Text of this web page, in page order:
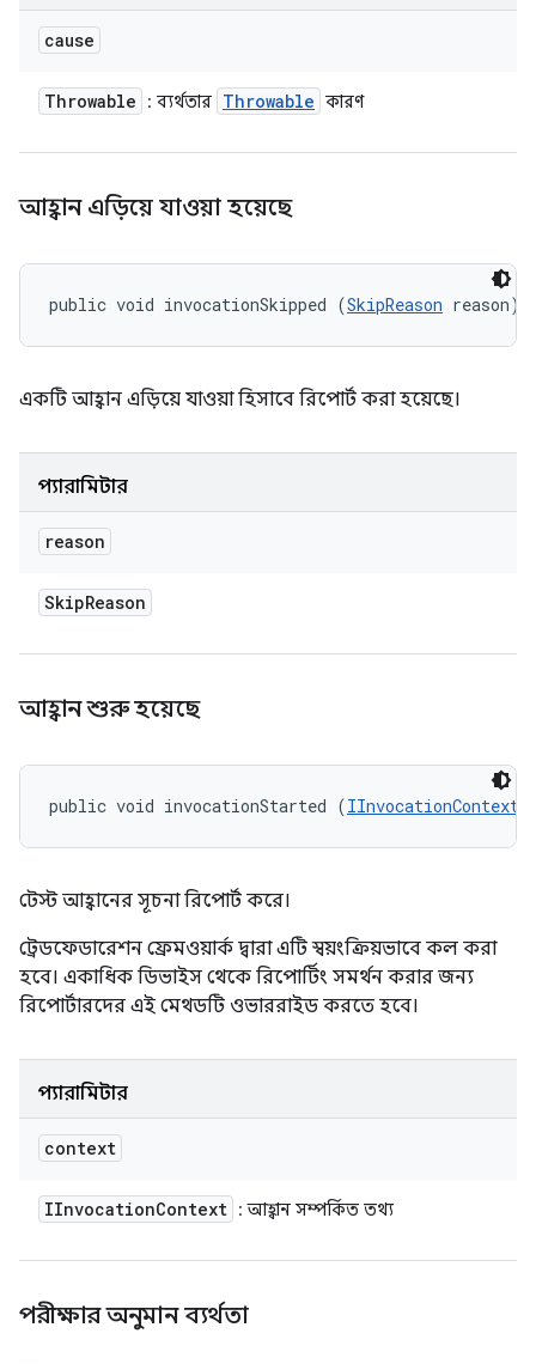
cause
Throwable : ব্যর্থতার Throwable কারণ
আহ্বান এড়িয়ে যাওয়া হয়েছে
public void invocationSkipped (SkipReason reason)
একটি আহ্বান এড়িয়ে যাওয়া হিসাবে রিপোর্ট করা হয়েছে।
প্যারামিটার
reason
SkipReason
আহ্বান শুরু হয়েছে
public void invocationStarted (IInvocationContext
টেস্ট আহ্বানের সূচনা রিপোর্ট করে।
ট্রেডফেডারেশন ফ্রেমওয়ার্ক দ্বারা এটি স্বয়ংক্রিয়ভাবে কল করা
হবে। একাধিক ডিভাইস থেকে রিপোর্টিং সমর্থন করার জন্য
রিপোর্টারদের এই মেথডটি ওভাররাইড করতে হবে।
প্যারামিটার
context
IInvocationContext : আহ্বান সম্পর্কিত তথ্য
পরীক্ষার অনুমান ব্যর্থতা